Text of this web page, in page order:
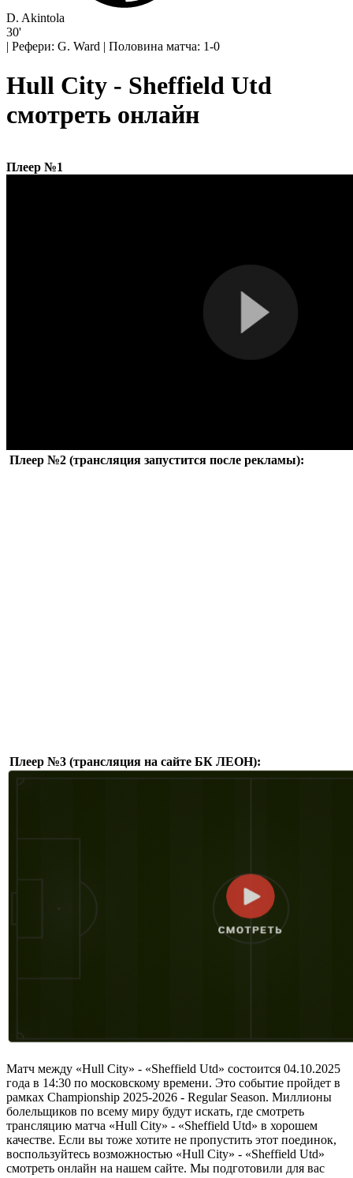
D. Akintola
30'
| Рефери: G. Ward | Половина матча: 1-0
Hull City - Sheffield Utd
смотреть онлайн
Плеер №1
Плеер №2 (трансляция запустится после рекламы):
Плеер №3 (трансляция на сайте БК ЛЕОН):
Матч между «Hull City» - «Sheffield Utd» состоится 04.10.2025
года в 14:30 по московскому времени. Это событие пройдет в
рамках Championship 2025-2026 - Regular Season. Миллионы
болельщиков по всему миру будут искать, где смотреть
трансляцию матча «Hull City» - «Sheffield Utd» в хорошем
качестве. Если вы тоже хотите не пропустить этот поединок,
воспользуйтесь возможностью «Hull City» - «Sheffield Utd»
смотреть онлайн на нашем сайте. Мы подготовили для вас